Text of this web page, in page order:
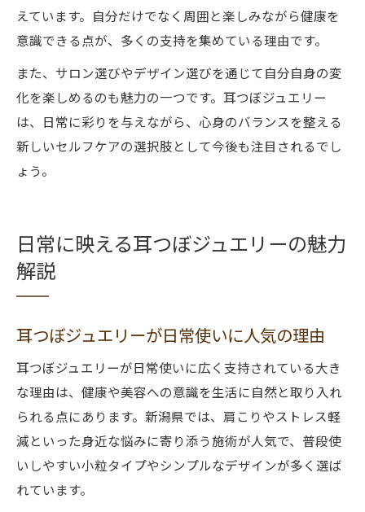
えています。自分だけでなく周囲と楽しみながら健康を
意識できる点が、多くの支持を集めている理由です。
また、サロン選びやデザイン選びを通じて自分自身の変
化を楽しめるのも魅力の一つです。耳つぼジュエリー
は、日常に彩りを与えながら、心身のバランスを整える
新しいセルフケアの選択肢として今後も注目されるでし
ょう。
日常に映える耳つぼジュエリーの魅力
解説
耳つぼジュエリーが日常使いに人気の理由
耳つぼジュエリーが日常使いに広く支持されている大き
な理由は、健康や美容への意識を生活に自然と取り入れ
られる点にあります。新潟県では、肩こりやストレス軽
減といった身近な悩みに寄り添う施術が人気で、普段使
いしやすい小粒タイプやシンプルなデザインが多く選ば
れています。